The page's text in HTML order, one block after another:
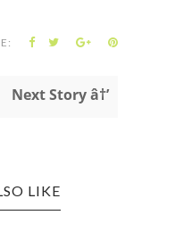
Next Story â†’
LIKE